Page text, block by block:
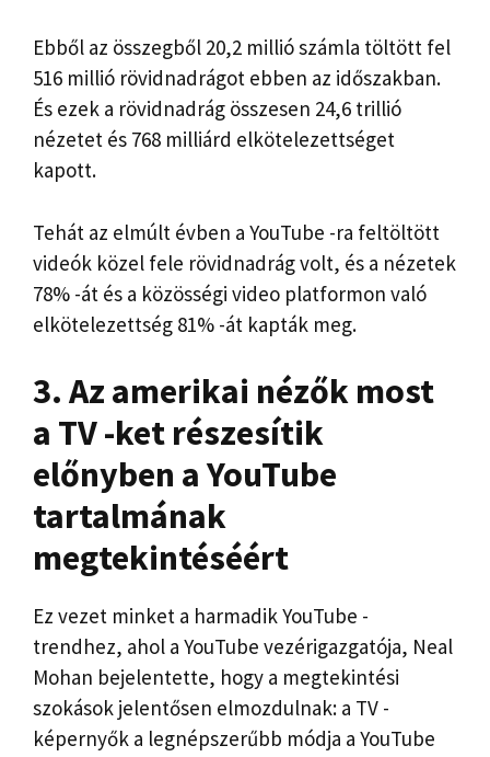
Ebből az összegből 20,2 millió számla töltött fel
516 millió rövidnadrágot ebben az időszakban.
És ezek a rövidnadrág összesen 24,6 trillió
nézetet és 768 milliárd elkötelezettséget
kapott.
Tehát az elmúlt évben a YouTube -ra feltöltött
videók közel fele rövidnadrág volt, és a nézetek
78% -át és a közösségi video platformon való
elkötelezettség 81% -át kapták meg.
3. Az amerikai nézők most
a TV -ket részesítik
előnyben a YouTube
tartalmának
megtekintéséért
Ez vezet minket a harmadik YouTube -
trendhez, ahol a YouTube vezérigazgatója, Neal
Mohan bejelentette, hogy a megtekintési
szokások jelentősen elmozdulnak: a TV -
képernyők a legnépszerűbb módja a YouTube